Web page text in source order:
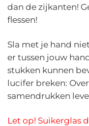
dan de zijkanten!
flessen!
Sla met je hand
er tussen jouw
stukken kunnen
lucifer breken:
samendrukken
Let op! Suikerglas